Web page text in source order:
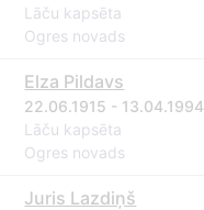
Lāču kapsēta
Ogres novads
Elza Pildavs
22.06.1915 - 13.04.1994
Lāču kapsēta
Ogres novads
Juris Lazdiņš